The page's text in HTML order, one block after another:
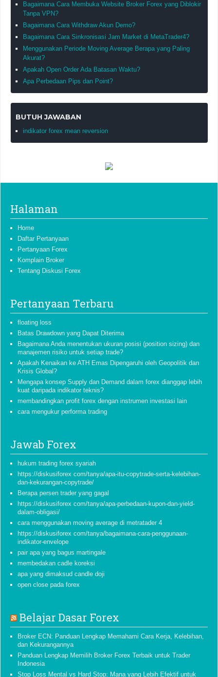
Bagaimana Cara Membuka Website Broker Forex yang Diblokir
Tanpa VPN?
Bagaimana Cara Withdraw Akun Demo?
Bagaimana Cara Sinkronisasi Jam Market di MetaTrader4?
Menggunakan Periode Moving Average Berapa yang Paling
Akurat?
Apakah Open Order Ada Batasan Waktu?
Apa Perbedaan Pips dan Point?
BUTUH JAWABAN
indikator forex mean reversion
Halaman
Home
Daftar Pertanyaan
Pertanyaan Forex
Komplain Broker
Tentang Diskusi Forex
Pertanyaan Terbaru
floating loss
Batas Drawdown yang Dapat Diterima
Bagaimana Anda menentukan ukuran posisi (position sizing) dan
manajemen risiko untuk setiap trade?
Apakah Kenaikan ke ATH Emas Dipengaruhi oleh Geopolitik dan
Krisis Global?
Mengapa konsep Supply dan Demand dalam forex dianggap lebih
kuat daripada indikator teknis?
membandingkan profit forex dengan instrumen investasi lain
cara mengukur performa trading
Jawab Forex
hukum trading forex syariah
https://diskusiforex com/tanya/apa-itu-copytrade-serta-kelebihan-
dan-kekurangan-copytrade/
Berapa persen trader yang gagal
https://diskusiforex com/tanya/apa-perbedaan-kupon-dan-yield-
dalam-obligasi/
cara menggunakan moving average di metratader 4
https://diskusiforex com/tanya/bagaimana-cara-penggunaan-
indikator-envelope
pair apa yang bagus martingale
membedakan cadle koreksi
apa yang dimaksud candle doji
open close pada forex
Belajar Dasar Forex
Broker ECN: Panduan Lengkap Memahami Cara Kerja, Kelebihan,
dan Kekurangannya
Panduan Lengkap Memilih Broker Forex Terbaik untuk Trader
Indonesia
Stop Loss Mental vs Hard Stop: Mana yang Lebih Efektif untuk